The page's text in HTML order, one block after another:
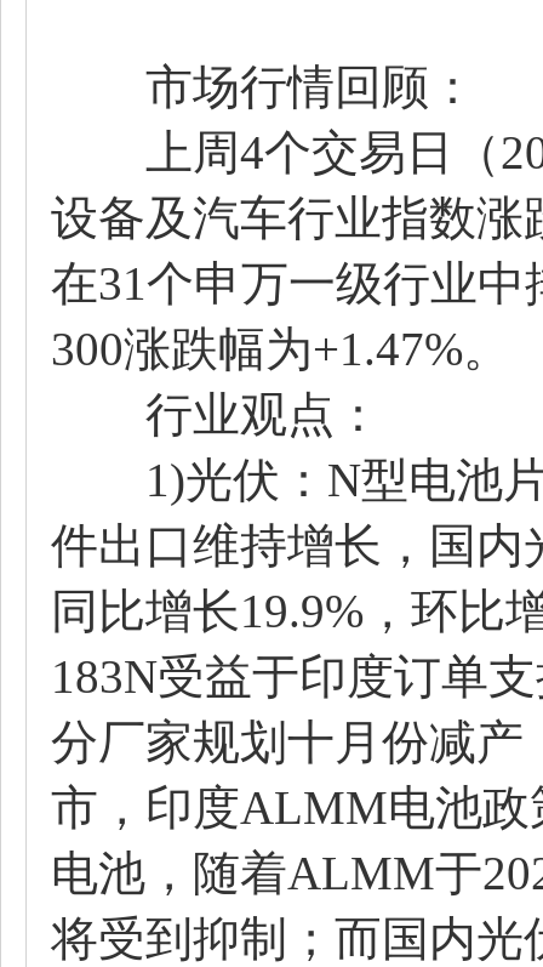
市场行情回顾：
上周4个交易日（
设备及汽车行业指数涨
在31个申万一级行业
300涨跌幅为+1.47%。
行业观点：
1)光伏：N型电池片
件出口维持增长，国内
同比增长19.9%，环比
183N受益于印度订单
分厂家规划十月份减
市，印度ALMM电池
电池，随着ALMM于
将受到抑制；而国内光